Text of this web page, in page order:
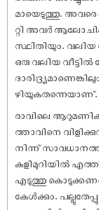
മായെടുത്തു. അവരെ
റ്റി അവർ
സ്ഥിതിയും. വലിയ
ഒരു വലിയ വീട്ടിൽ
ഴിയുകതന്നെയാണ്.
രാവിലെ
ത്താവിനെ
നിന്ന്
കുളിമുറിയിൽ
എടുത്തു
കേൾക്കും.